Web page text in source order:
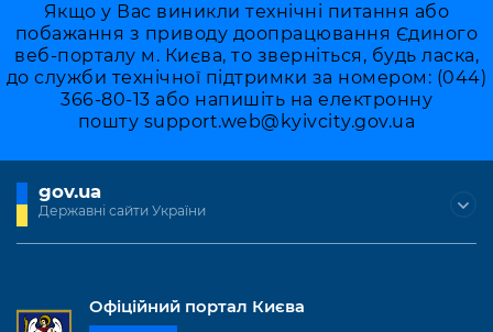
Якщо у Вас виникли технічні питання або
побажання з приводу доопрацювання Єдиного
веб-порталу м. Києва, то зверніться, будь ласка,
до служби технічної підтримки за номером: (044)
366-80-13 або напишіть на електронну
пошту support.web@kyivcity.gov.ua
gov.ua
Державні сайти України
Офіційний портал Києва